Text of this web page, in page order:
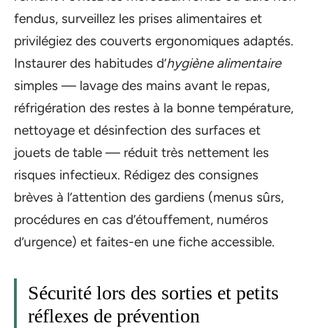
fendus, surveillez les prises alimentaires et
privilégiez des couverts ergonomiques adaptés.
Instaurer des habitudes d’hygiène alimentaire
simples — lavage des mains avant le repas,
réfrigération des restes à la bonne température,
nettoyage et désinfection des surfaces et
jouets de table — réduit très nettement les
risques infectieux. Rédigez des consignes
brèves à l’attention des gardiens (menus sûrs,
procédures en cas d’étouffement, numéros
d’urgence) et faites-en une fiche accessible.
Sécurité lors des sorties et petits
réflexes de prévention